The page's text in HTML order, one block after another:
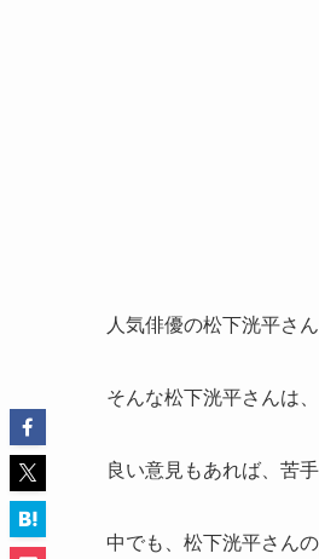
人気俳優の松下洸平さ
そんな松下洸平さんは
良い意見もあれば、苦
中でも、松下洸平さんの